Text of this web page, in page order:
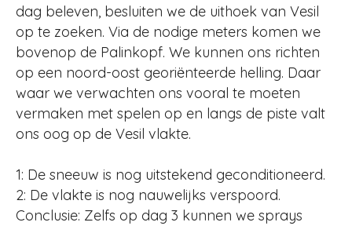
dag beleven, besluiten we de uithoek van Vesil
op te zoeken. Via de nodige meters komen we
bovenop de Palinkopf. We kunnen ons richten
op een noord-oost georiënteerde helling. Daar
waar we verwachten ons vooral te moeten
vermaken met spelen op en langs de piste valt
ons oog op de Vesil vlakte.
1: De sneeuw is nog uitstekend geconditioneerd.
2: De vlakte is nog nauwelijks verspoord.
Conclusie: Zelfs op dag 3 kunnen we sprays